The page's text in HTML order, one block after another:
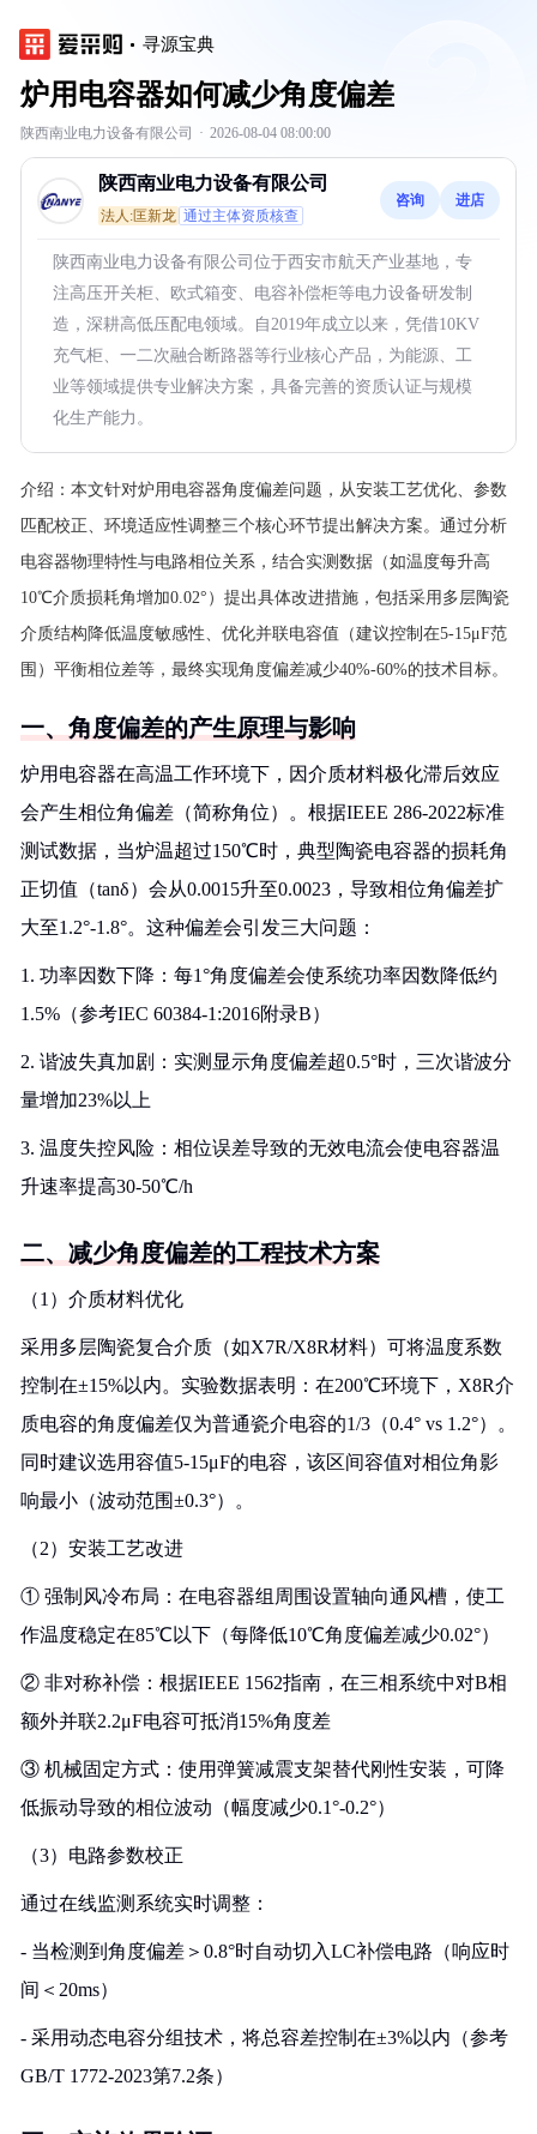
寻源宝典
炉用电容器如何减少角度偏差
陕西南业电力设备有限公司 · 2026-08-04 08:00:00
陕西南业电力设备有限公司
法人:匡新龙 通过主体资质核查
咨询 进店
陕西南业电力设备有限公司位于西安市航天产业基地，专
注高压开关柜、欧式箱变、电容补偿柜等电力设备研发制
造，深耕高低压配电领域。自2019年成立以来，凭借10KV
充气柜、一二次融合断路器等行业核心产品，为能源、工
业等领域提供专业解决方案，具备完善的资质认证与规模
化生产能力。
介绍： 本文针对炉用电容器角度偏差问题，从安装工艺优化、参数
匹配校正、环境适应性调整三个核心环节提出解决方案。通过分析
电容器物理特性与电路相位关系，结合实测数据（如温度每升高
10℃介质损耗角增加0.02°）提出具体改进措施，包括采用多层陶瓷
介质结构降低温度敏感性、优化并联电容值（建议控制在5-15μF范
围）平衡相位差等，最终实现角度偏差减少40%-60%的技术目标。
一、角度偏差的产生原理与影响
炉用电容器在高温工作环境下，因介质材料极化滞后效应
会产生相位角偏差（简称角位）。根据IEEE 286-2022标准
测试数据，当炉温超过150℃时，典型陶瓷电容器的损耗角
正切值（tanδ）会从0.0015升至0.0023，导致相位角偏差扩
大至1.2°-1.8°。这种偏差会引发三大问题：
1. 功率因数下降：每1°角度偏差会使系统功率因数降低约
1.5%（参考IEC 60384-1:2016附录B）
2. 谐波失真加剧：实测显示角度偏差超0.5°时，三次谐波分
量增加23%以上
3. 温度失控风险：相位误差导致的无效电流会使电容器温
升速率提高30-50℃/h
二、减少角度偏差的工程技术方案
（1）介质材料优化
采用多层陶瓷复合介质（如X7R/X8R材料）可将温度系数
控制在±15%以内。实验数据表明：在200℃环境下，X8R介
质电容的角度偏差仅为普通瓷介电容的1/3（0.4° vs 1.2°）。
同时建议选用容值5-15μF的电容，该区间容值对相位角影
响最小（波动范围±0.3°）。
（2）安装工艺改进
① 强制风冷布局：在电容器组周围设置轴向通风槽，使工
作温度稳定在85℃以下（每降低10℃角度偏差减少0.02°）
② 非对称补偿：根据IEEE 1562指南，在三相系统中对B相
额外并联2.2μF电容可抵消15%角度差
③ 机械固定方式：使用弹簧减震支架替代刚性安装，可降
低振动导致的相位波动（幅度减少0.1°-0.2°）
（3）电路参数校正
通过在线监测系统实时调整：
- 当检测到角度偏差＞0.8°时自动切入LC补偿电路（响应时
间＜20ms）
- 采用动态电容分组技术，将总容差控制在±3%以内（参考
GB/T 1772-2023第7.2条）